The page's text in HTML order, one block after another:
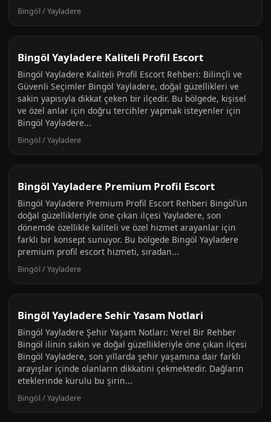
Bingöl / Yayladere
Bingöl Yayladere Kaliteli Profil Escort
Bingöl Yayladere Kaliteli Profil Escort Rehberi: Bilinçli ve
Güvenli Seçimler Bingöl Yayladere, doğal güzellikleri ve
sakin yapısıyla dikkat çeken bir ilçedir. Bu bölgede, kişisel
ve özel anlar için doğru tercihler yapmak isteyenler için
Bingöl Yayladere...
Bingöl / Yayladere
Bingöl Yayladere Premium Profil Escort
Bingöl Yayladere Premium Profil Escort Rehberi Bingöl’ün
doğal güzellikleriyle öne çıkan ilçesi Yayladere, son
dönemde özellikle kaliteli ve özel hizmet arayanlar için
farklı bir konsept sunuyor. Bu bölgede Bingöl Yayladere
premium profil escort hizmeti, sıradan...
Bingöl / Yayladere
Bingöl Yayladere Sehir Yasam Notlari
Bingöl Yayladere Şehir Yaşam Notları: Yerel Bir Rehber
Bingöl ilinin sakin ve doğal güzellikleriyle öne çıkan ilçesi
Bingöl Yayladere, son yıllarda şehir yaşamına dair farklı
arayışlar içinde olanların dikkatini çekmektedir. Dağların
eteklerinde kurulu bu şirin...
Bingöl / Yayladere